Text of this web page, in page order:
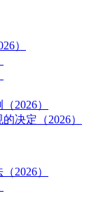
）
2026）
决定（2026）
2026）